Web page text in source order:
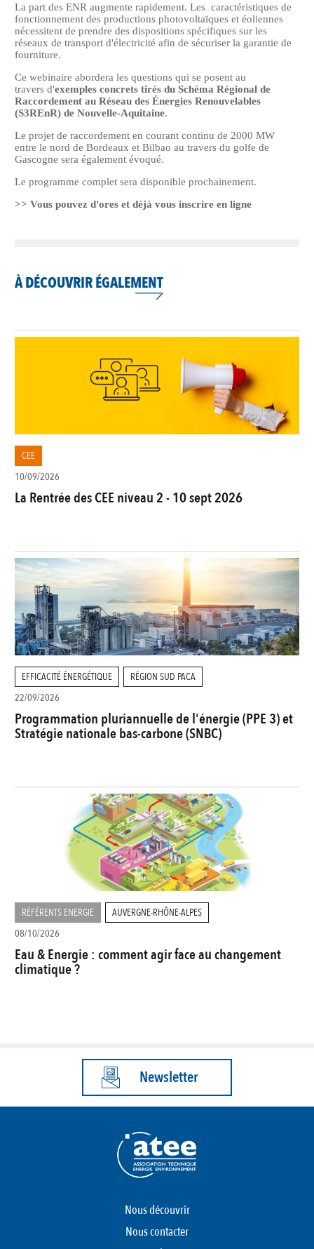
La part des ENR augmente rapidement. Les caractéristiques de
fonctionnement des productions photovoltaïques et éoliennes
nécessitent de prendre des dispositions spécifiques sur les
réseaux de transport d'électricité afin de sécuriser la garantie de
fourniture.
Ce webinaire abordera les questions qui se posent au
travers d'exemples concrets tirés du Schéma Régional de
Raccordement au Réseau des Énergies Renouvelables
(S3REnR) de Nouvelle-Aquitaine.
Le projet de raccordement en courant continu de 2000 MW
entre le nord de Bordeaux et Bilbao au travers du golfe de
Gascogne sera également évoqué.
Le programme complet sera disponible prochainement.
>> Vous pouvez d'ores et déjà vous inscrire en ligne
À DÉCOUVRIR ÉGALEMENT
CEE
10/09/2026
La Rentrée des CEE niveau 2 - 10 sept 2026
EFFICACITÉ ÉNERGÉTIQUE
RÉGION SUD PACA
22/09/2026
Programmation pluriannuelle de l'énergie (PPE 3) et
Stratégie nationale bas-carbone (SNBC)
RÉFÉRENTS ENERGIE
AUVERGNE-RHÔNE-ALPES
08/10/2026
Eau & Energie : comment agir face au changement
climatique ?
Newsletter
Nous découvrir
Nous contacter